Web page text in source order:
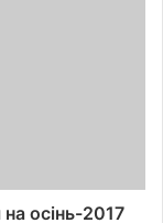
осінь-2017